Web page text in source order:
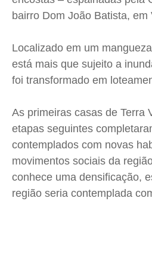
bairro Dom João Batista, em
Localizado em um
está mais que sujeito a
foi transformado em
As primeiras casas de Terra
etapas seguintes
contemplados com novas
movimentos sociais da
conhece uma densificação,
região seria contemplada